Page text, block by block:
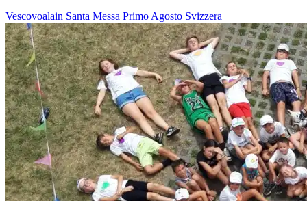
Vescovoalain Santa Messa Primo Agosto Svizzera